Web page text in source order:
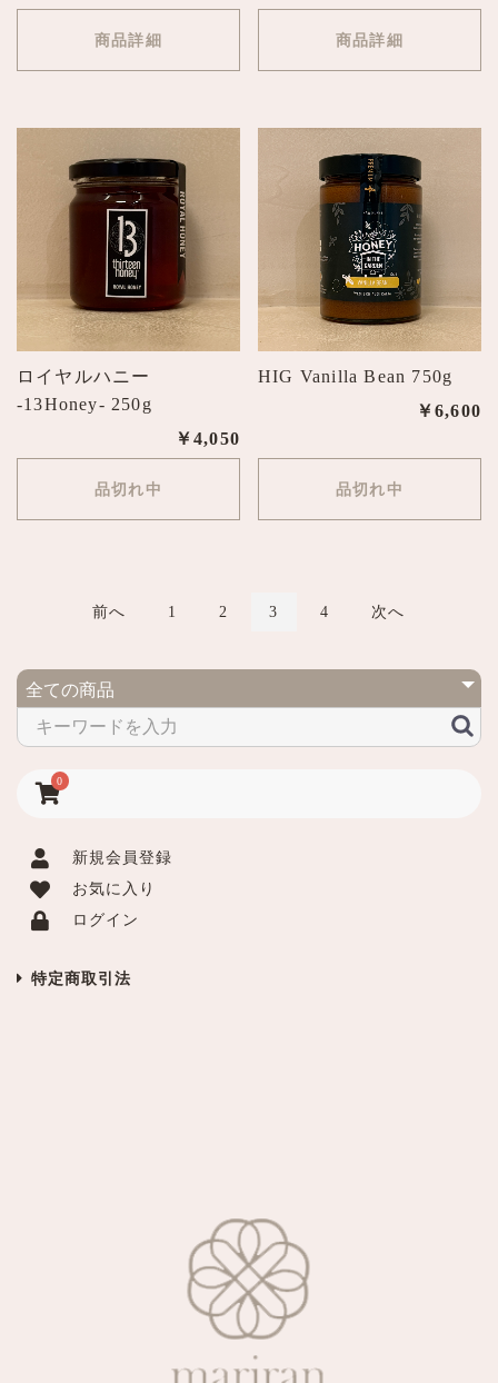
0
新規会員登録
お気に入り
ログイン
特定商取引法
商品詳細 商品詳細
ロイヤルハニー
-13Honey- 250g
￥4,050
品切れ中
HIG Vanilla Bean 750g
￥6,600
品切れ中
前へ 1 2 3 4 次へ